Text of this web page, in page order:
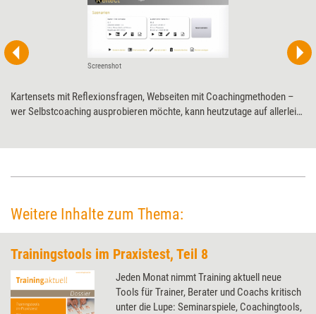
Screenshot
Kartensets mit Reflexionsfragen, Webseiten mit Coachingmethoden –
wer Selbstcoaching ausprobieren möchte, kann heutzutage auf allerlei
Weitere Inhalte zum Thema:
Trainingstools im Praxistest, Teil 8
Jeden Monat nimmt Training aktuell neue
Tools für Trainer, Berater und Coachs kritisch
unter die Lupe: Seminarspiele, Coachingtools,